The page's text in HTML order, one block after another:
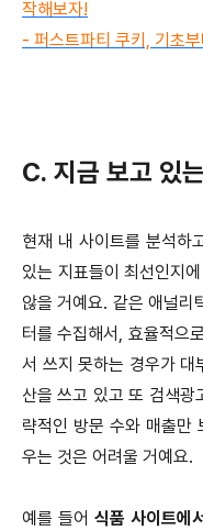
작해보자!
- 퍼스트파티 쿠키, 기초
C. 지금 보고 있
현재 내 사이트를 분석하
있는 지표들이 최선인지
않을 거예요. 같은 애널리
터를 수집해서, 효율적으
서 쓰지 못하는 경우가 대
산을 쓰고 있고 또 검색광
략적인 방문 수와 매출만
우는 것은 어려울 거예요.
예를 들어 식품 사이트에